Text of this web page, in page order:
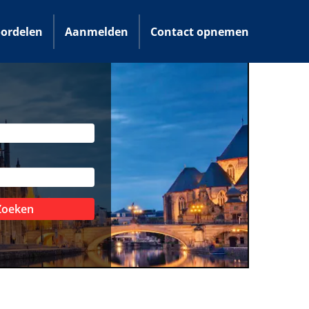
Aanmelden Contact opnemen